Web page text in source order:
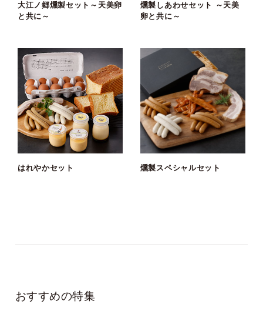
大江ノ郷燻製セット～天美卵
と共に～
燻製しあわせセット ～天美
卵と共に～
はれやかセット 燻製スペシャルセット
おすすめの特集